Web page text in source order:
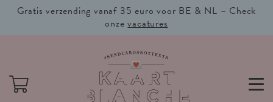
Gratis verzending vanaf 35 euro voor BE & NL – Check
onzevacatures